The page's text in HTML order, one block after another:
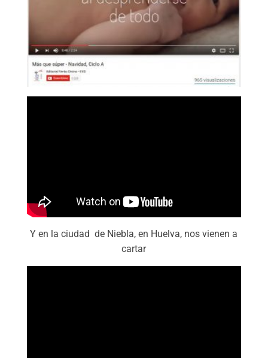
Y en la ciudad de Niebla, en Huelva, nos vienen a
cartar